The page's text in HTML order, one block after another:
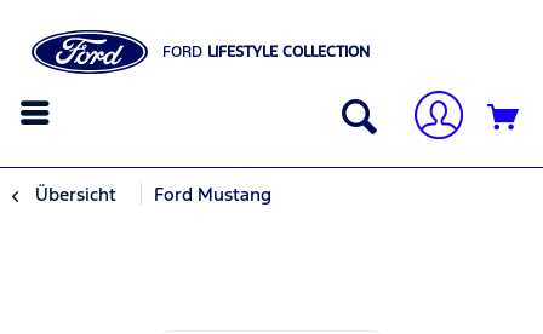
FORD LIFESTYLE COLLECTION
Übersicht Ford Mustang